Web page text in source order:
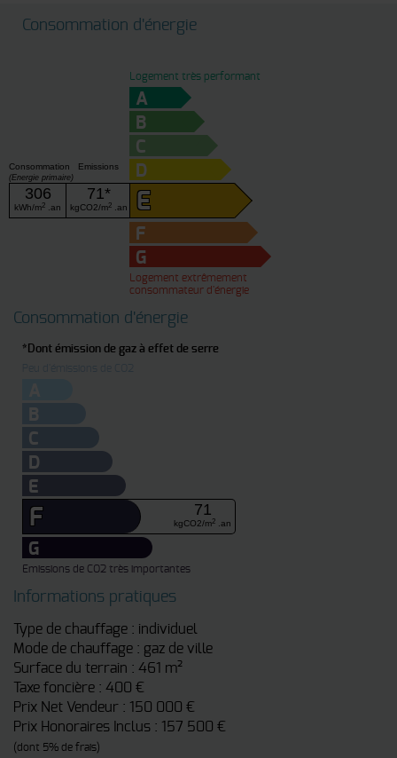
Consommation d'énergie
Logement très performant
A
B
C
D
Consommation
(Energie primaire)
Emissions
306
kWh/m2 .an
71*
kgCO2/m2 .an E
F
G
Logement extrêmement
consommateur d'énergie
Consommation d'énergie
*Dont émission de gaz à effet de serre
B
C
D
E
F 71
kgCO2/m2 .an
G
Emissions de CO2 très importantes
Informations pratiques
Type de chauffage : individuel
Mode de chauffage : gaz de ville
Surface du terrain : 461 m²
Taxe foncière : 400 €
Prix Net Vendeur : 150 000 €
Prix Honoraires Inclus : 157 500 €
(dont 5% de frais)